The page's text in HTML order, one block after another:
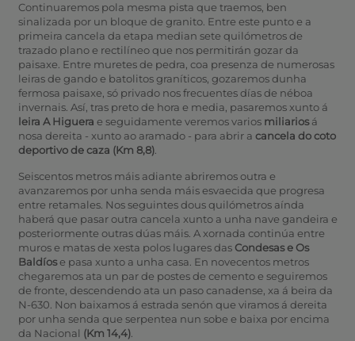
Continuaremos pola mesma pista que traemos, ben
sinalizada por un bloque de granito. Entre este punto e a
primeira cancela da etapa median sete quilómetros de
trazado plano e rectilíneo que nos permitirán gozar da
paisaxe. Entre muretes de pedra, coa presenza de numerosas
leiras de gando e batolitos graníticos, gozaremos dunha
fermosa paisaxe, só privado nos frecuentes días de néboa
invernais. Así, tras preto de hora e media, pasaremos xunto á
leira A Higuera e seguidamente veremos varios miliariosá
nosa dereita - xunto ao aramado - para abrir a cancela do coto
deportivo de caza (Km 8,8).
Seiscentos metros máis adiante abriremos outra e
avanzaremos por unha senda máis esvaecida que progresa
entre retamales. Nos seguintes dous quilómetros aínda
haberá que pasar outra cancela xunto a unha nave gandeira e
posteriormente outras dúas máis. A xornada continúa entre
muros e matas de xesta polos lugares das Condesas e Os
Baldíose pasa xunto a unha casa. En novecentos metros
chegaremos ata un par de postes de cemento e seguiremos
de fronte, descendendo ata un paso canadense, xa á beira da
N-630. Non baixamos á estrada senón que viramos á dereita
por unha senda que serpentea nun sobe e baixa por encima
da Nacional (Km 14,4).